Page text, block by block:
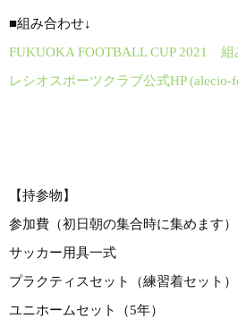
■組み合わせ↓
FUKUOKA FOOTBALL CUP 2021 組
レシオスポーツクラブ公式HP (alecio-
【持参物】
参加費（初日朝の集合時に集めます）
サッカー用具一式
プラクティスセット（練習着セット）
ユニホームセット（5年）